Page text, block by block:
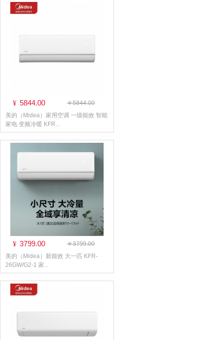
¥ 5844.00
￥5844.00
美的（Midea）家用空调 一级能效 智能
家电 变频冷暖 KFR...
¥ 3799.00
￥3799.00
美的（Midea）新能效 大一匹 KFR-
26GW/G2-1 家...